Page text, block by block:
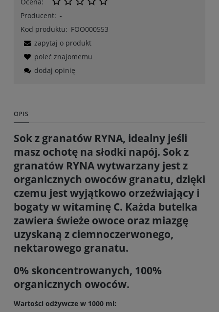
Producent: -
Kod produktu: FOO000553
zapytaj o produkt
poleć znajomemu
dodaj opinię
OPIS
Sok z granatów RYNA, idealny jeśli
masz ochotę na słodki napój. Sok z
granatów RYNA wytwarzany jest z
organicznych owoców granatu, dzięki
czemu jest wyjątkowo orzeźwiający i
bogaty w witaminę C. Każda butelka
zawiera świeże owoce oraz miazgę
uzyskaną z ciemnoczerwonego,
nektarowego granatu.
0% skoncentrowanych, 100%
organicznych owoców.
Wartości odżywcze w 1000 ml: